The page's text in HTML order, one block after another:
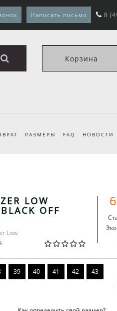
Написать письмо 8
Корзина
РАЗМЕРЫ FAQ НОВОСТИ
LOW
OFF
Low
39 40 41 42 43